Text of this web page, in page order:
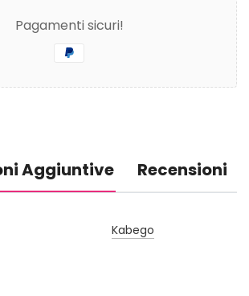
Pagamenti sicuri!
Aggiuntive Recensioni
Kabego